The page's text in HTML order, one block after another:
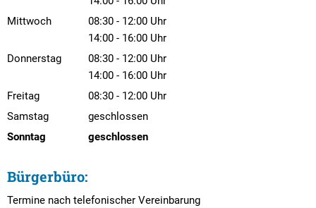
Livestream Sitzungen auf Youtube
Wahlergebnisse
Baugrundstücke
Straßenausbaupläne
Gewerbe-Anmeldung/Ummeldung/
Gewerberegisterauskunft
Grundsteuerreform
Haushaltsplan
Von 14:00 bis 16:00 Uhr
Mittwoch 08:30 - 12:00 Uhr
Von 08:30 bis 12:00 Uhr
14:00 - 16:00 Uhr
Von 14:00 bis 16:00 Uhr
Donnerstag 08:30 - 12:00 Uhr
Von 08:30 bis 12:00 Uhr
14:00 - 16:00 Uhr
Von 14:00 bis 16:00 Uhr
Freitag 08:30 - 12:00 Uhr
Von 08:30 bis 12:00 Uhr
Samstag
geschlossen
Sonntag
geschlossen
Bürgerbüro:
Termine nach telefonischer Vereinbarung